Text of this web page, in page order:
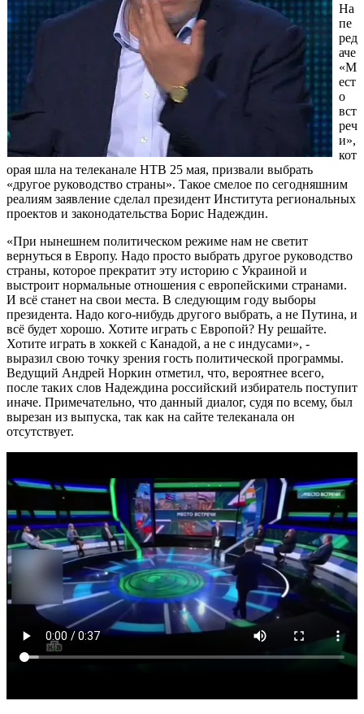
На
пе
ред
аче
«М
ест
о
вст
реч
и»,
кот
орая шла на телеканале НТВ 25 мая, призвали выбрать
«другое руководство страны». Такое смелое по сегодняшним
реалиям заявление сделал президент Института региональных
проектов и законодательства Борис Надеждин.
«При нынешнем политическом режиме нам не светит
вернуться в Европу. Надо просто выбрать другое руководство
страны, которое прекратит эту историю с Украиной и
выстроит нормальные отношения с европейскими странами.
И всё станет на свои места. В следующим году выборы
президента. Надо кого-нибудь другого выбрать, а не Путина, и
всё будет хорошо. Хотите играть с Европой? Ну решайте.
Хотите играть в хоккей с Канадой, а не с индусами», -
выразил свою точку зрения гость политической программы.
Ведущий Андрей Норкин отметил, что, вероятнее всего,
после таких слов Надеждина российский избиратель поступит
иначе. Примечательно, что данный диалог, судя по всему, был
вырезан из выпуска, так как на сайте телеканала он
отсутствует.